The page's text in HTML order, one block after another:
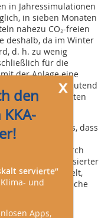
in Jahressimulationen
in sieben Monaten
nahezu CO₂-freien
deshalb, da im Winter
d. h. zu wenig
für die
der Anlage eine
80 %, gleichbedeutend
t CO₂-Äquivalenten
des Tages aus, dass
grundlegenden
insbesondere durch
hochdruckbasierter
Markt so entwickelt,
praxistaugliche
wie R290
x
den
servierte“
und
Apps,